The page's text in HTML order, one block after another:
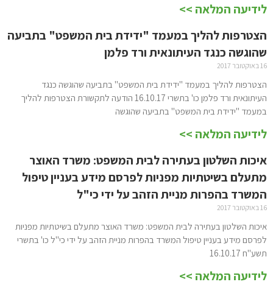
לידיעה המלאה >>
הצטרפות להליך במעמד "ידידת בית המשפט" בתביעה
שהוגשה כנגד העיתונאית ורד פלמן
16 באוקטובר 2017
הצטרפות להליך במעמד "ידידת בית המשפט" בתביעה שהוגשה כנגד
העיתונאית ורד פלמן כו' בתשרי 16.10.17 הודעה לתקשורת הצטרפות להליך
במעמד "ידידת בית המשפט" בתביעה שהוגשה
לידיעה המלאה >>
איכות השלטון בעתירה לבית המשפט: משרד האוצר
מתעלם בשיטתיות מפניות לפרסם מידע בעניין טיפול
המשרד בהפרות מניית הזהב על ידי כי"ל
16 באוקטובר 2017
איכות השלטון בעתירה לבית המשפט: משרד האוצר מתעלם בשיטתיות מפניות
לפרסם מידע בעניין טיפול המשרד בהפרות מניית הזהב על ידי כי"ל כו' בתשרי
תשע"ח 16.10.17
לידיעה המלאה >>